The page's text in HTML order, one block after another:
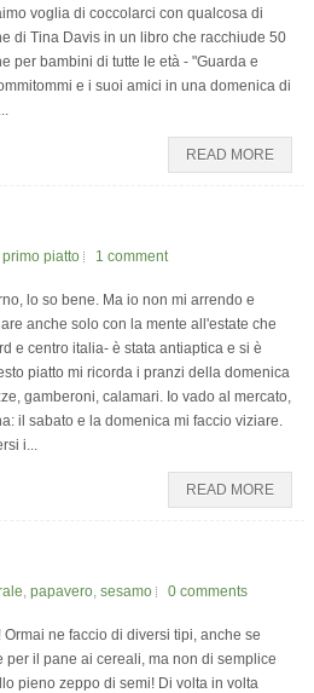
voglia di coccolarci con qualcosa di
di Tina Davis in un libro che racchiude 50
per bambini di tutte le età - "Guarda e
e i suoi amici in una domenica di
READ MORE
primo piatto 1 comment
lo so bene. Ma io non mi arrendo e
anche solo con la mente all'estate che
e centro italia- è stata antiaptica e si è
piatto mi ricorda i pranzi della domenica
gamberoni, calamari. Io vado al mercato,
il sabato e la domenica mi faccio viziare.
i...
READ MORE
, papavero, sesamo 0 comments
ne faccio di diversi tipi, anche se
per il pane ai cereali, ma non di semplice
pieno zeppo di semi! Di volta in volta